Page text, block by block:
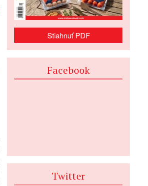
Stiahnuť PDF
Facebook
Twitter